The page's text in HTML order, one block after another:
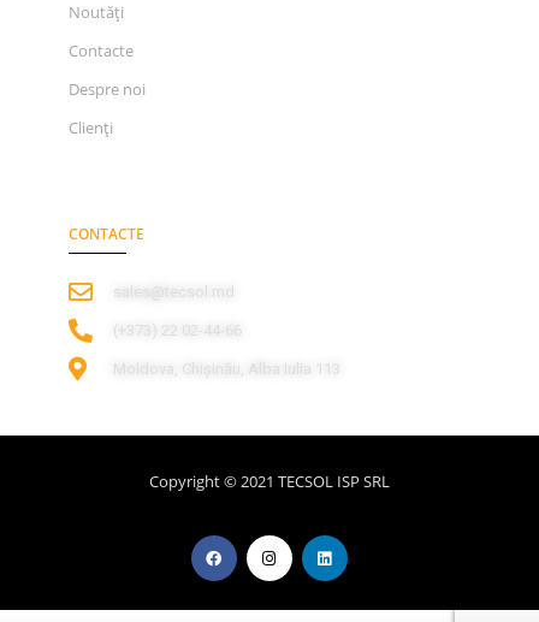
Noutăți
Contacte
Despre noi
Clienți
CONTACTE
sales@tecsol.md
‎(+373) 22 02-44-66
Moldova, Chișinău, Alba Iulia 113
Copyright © 2021 TECSOL ISP SRL